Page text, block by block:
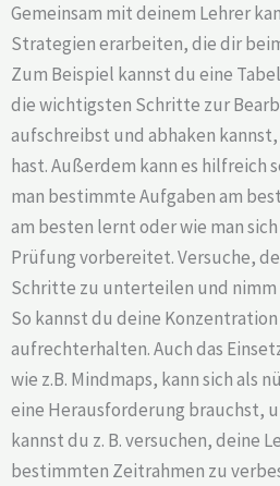
Gemeinsam mit deinem Lehrer
Strategien erarbeiten, die dir
Zum Beispiel kannst du eine
die wichtigsten Schritte zur
aufschreibst und abhaken
hast. Außerdem kann es hilfreich
man bestimmte Aufgaben am
am besten lernt oder wie man
Prüfung vorbereitet. Versuche,
Schritte zu unterteilen und nimm
So kannst du deine
aufrechterhalten. Auch das
wie z.B. Mindmaps, kann sich als
eine Herausforderung brauchst,
kannst du z. B. versuchen, deine
bestimmten Zeitrahmen zu